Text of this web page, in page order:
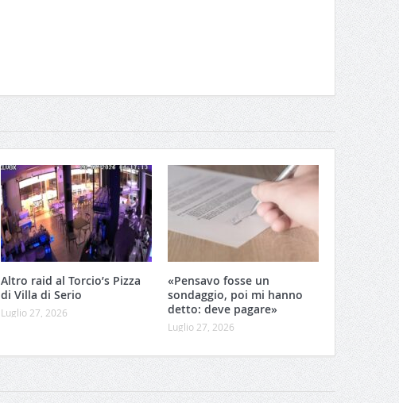
Altro raid al Torcio’s Pizza
di Villa di Serio
Luglio 27, 2026
«Pensavo fosse un
sondaggio, poi mi hanno
detto: deve pagare»
Luglio 27, 2026